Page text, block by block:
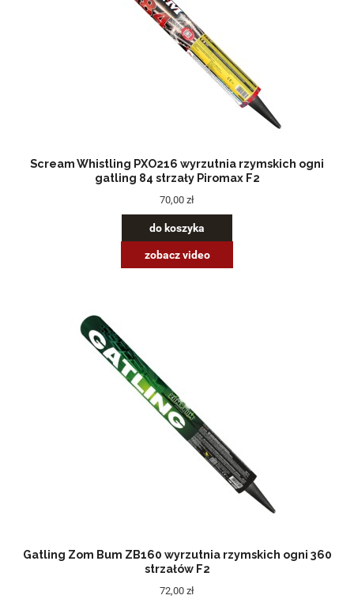
Scream Whistling PXO216 wyrzutnia rzymskich ogni
gatling 84 strzały Piromax F2
70,00 zł
do koszyka
zobacz video
Gatling Zom Bum ZB160 wyrzutnia rzymskich ogni 360
strzałów F2
72,00 zł